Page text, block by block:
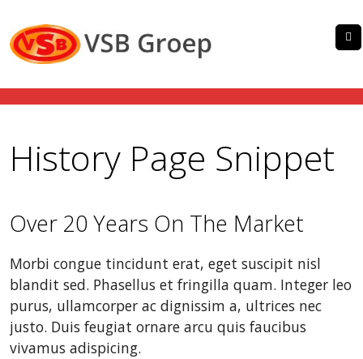
History Page Snippet
Over 20 Years On The Market
Morbi congue tincidunt erat, eget suscipit nisl
blandit sed. Phasellus et fringilla quam. Integer leo
purus, ullamcorper ac dignissim a, ultrices nec
justo. Duis feugiat ornare arcu quis faucibus
vivamus adispicing.